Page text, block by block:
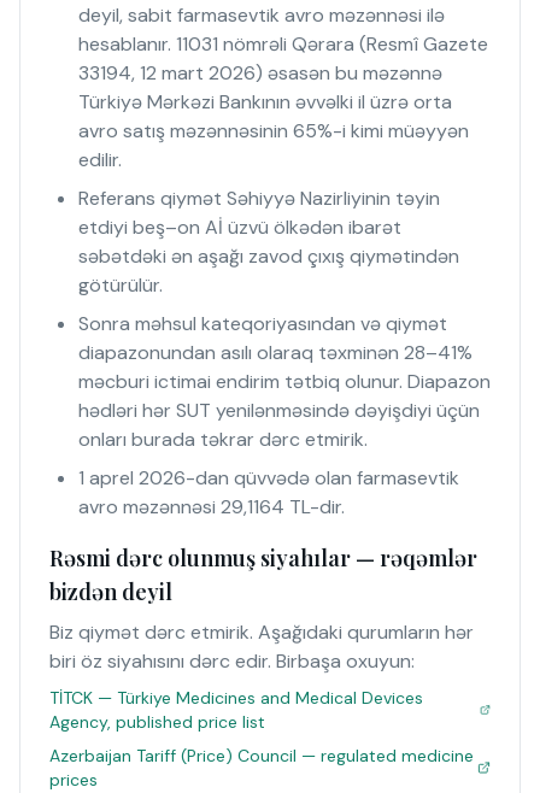
deyil, sabit farmasevtik avro məzənnəsi ilə
hesablanır. 11031 nömrəli Qərara (Resmî Gazete
33194, 12 mart 2026) əsasən bu məzənnə
Türkiyə Mərkəzi Bankının əvvəlki il üzrə orta
avro satış məzənnəsinin 65%-i kimi müəyyən
edilir.
Referans qiymət Səhiyyə Nazirliyinin təyin
etdiyi beş–on Aİ üzvü ölkədən ibarət
səbətdəki ən aşağı zavod çıxış qiymətindən
götürülür.
Sonra məhsul kateqoriyasından və qiymət
diapazonundan asılı olaraq təxminən 28–41%
məcburi ictimai endirim tətbiq olunur. Diapazon
hədləri hər SUT yenilənməsində dəyişdiyi üçün
onları burada təkrar dərc etmirik.
1 aprel 2026-dan qüvvədə olan farmasevtik
avro məzənnəsi 29,1164 TL-dir.
Rəsmi dərc olunmuş siyahılar — rəqəmlər
bizdən deyil
Biz qiymət dərc etmirik. Aşağıdaki qurumların hər
biri öz siyahısını dərc edir. Birbaşa oxuyun:
TİTCK — Türkiye Medicines and Medical Devices
Agency, published price list
Azerbaijan Tariff (Price) Council — regulated medicine
prices